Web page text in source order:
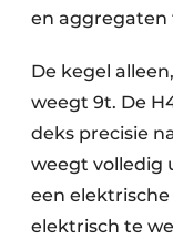
en aggregaten
De kegel
weegt 9t. De
deks precisie
weegt volledig
een
elektrisch te